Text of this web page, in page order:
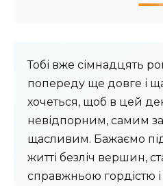
Тобі вже сімнадцять
попереду ще довге і
хочеться, щоб в цей
невідпорним, самим
щасливим. Бажаємо
житті безліч вершин,
справжньою гордістю і